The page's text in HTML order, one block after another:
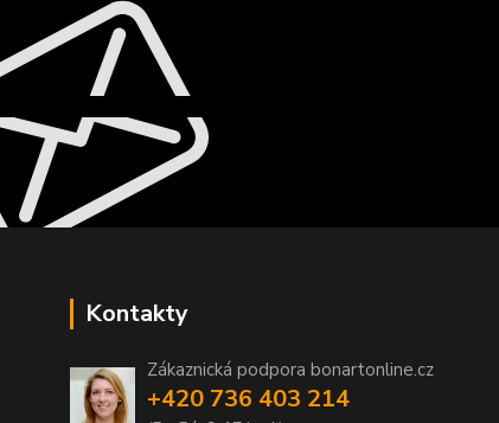
Kontakty
Zákaznická podpora bonartonline.cz
+420 736 403 214